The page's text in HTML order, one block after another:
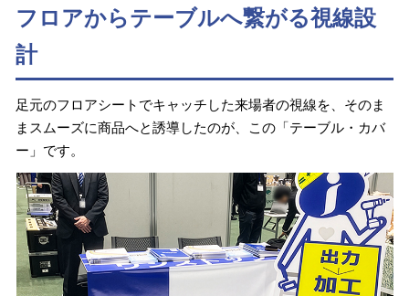
フロアからテーブルへ繋がる視線設
計
足元のフロアシートでキャッチした来場者の視線を、そのま
まスムーズに商品へと誘導したのが、この「テーブル・カバ
ー」です。